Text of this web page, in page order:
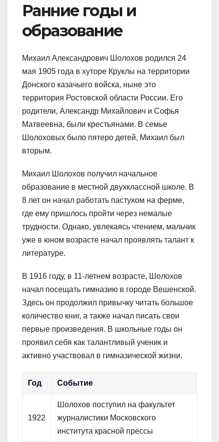
Ранние годы и
образование
Михаил Александрович Шолохов родился 24
мая 1905 года в хуторе Круклы на территории
Донского казачьего войска, ныне это
территория Ростовской области России. Его
родители, Александр Михайлович и Софья
Матвеевна, были крестьянами. В семье
Шолоховых было пятеро детей, Михаил был
вторым.
Михаил Шолохов получил начальное
образование в местной двухклассной школе. В
8 лет он начал работать пастухом на ферме,
где ему пришлось пройти через немалые
трудности. Однако, увлекаясь чтением, мальчик
уже в юном возрасте начал проявлять талант к
литературе.
В 1916 году, в 11-летнем возрасте, Шолохов
начал посещать гимназию в городе Вешенской.
Здесь он продолжил привычку читать большое
количество книг, а также начал писать свои
первые произведения. В школьные годы он
проявил себя как талантливый ученик и
активно участвовал в гимназической жизни.
Год Событие
1922
Шолохов поступил на факультет
журналистики Московского
института красной прессы